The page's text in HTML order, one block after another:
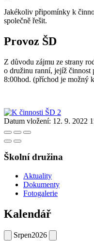
Jakékoliv připomínky k
společně řešit.
Provoz ŠD
Z důvodu zájmu ze strany
o družinu ranní, jejíž činnost
8:00hod. (příchod je možný
Datum vložení: 12. 9. 2022
Školní družina
Aktuality
Dokumenty
Fotogalerie
Kalendář
Srpen2026